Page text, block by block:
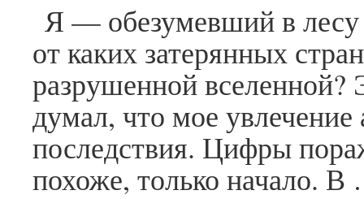
Я — обезумевший в
от каких затерянных
разрушенной
думал, что мое увлечение
последствия. Цифры
похоже, только начало.